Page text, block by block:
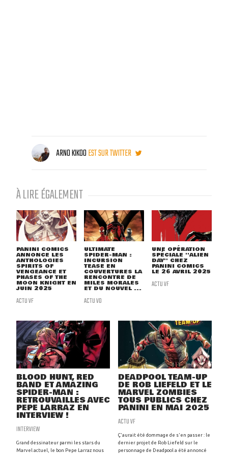
ARNO KIKOOEST SUR TWITTER
À LIRE ÉGALEMENT
PANINI COMICS
ANNONCE LES
ANTHOLOGIES
SPIRITS OF
VENGEANCE ET
PHASES OF THE
MOON KNIGHT EN
JUIN 2025
ACTU VF
ULTIMATE
SPIDER-MAN :
INCURSION
TEASE EN
COUVERTURES LA
RENCONTRE DE
MILES MORALES
ET DU NOUVEL ...
ACTU VO
UNE OPÉRATION
SPÉCIALE ''ALIEN
DAY'' CHEZ
PANINI COMICS
LE 26 AVRIL 2025
ACTU VF
BLOOD HUNT, RED
BAND ET AMAZING
SPIDER-MAN :
RETROUVAILLES AVEC
PEPE LARRAZ EN
INTERVIEW !
INTERVIEW
Grand dessinateur parmi les stars du
Marvel actuel, le bon Pepe Larraz nous
DEADPOOL TEAM-UP
DE ROB LIEFELD ET LE
MARVEL ZOMBIES
TOUS PUBLICS CHEZ
PANINI EN MAI 2025
ACTU VF
Ç'aurait été dommage de s'en passer : le
dernier projet de Rob Liefeld sur le
personnage de Deadpool a été annoncé